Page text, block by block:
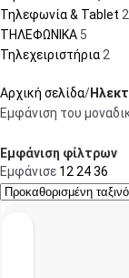
Τηλεφωνία & Tablet
ΤΗΛΕΦΩΝΙΚΑ 5
Τηλεχειριστήρια2
Αρχική σελίδα
Εμφάνιση του
Εμφάνιση φίλτρων
Εμφάνισε 122436